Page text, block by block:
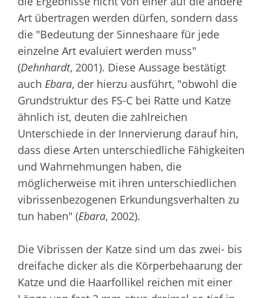
Art übertragen werden dürfen, sondern dass
die "Bedeutung der Sinneshaare für jede
einzelne Art evaluiert werden muss"
(Dehnhardt, 2001). Diese Aussage bestätigt
auch Ebara, der hierzu ausführt, "obwohl die
Grundstruktur des FS-C bei Ratte und Katze
ähnlich ist, deuten die zahlreichen
Unterschiede in der Innervierung darauf hin,
dass diese Arten unterschiedliche Fähigkeiten
und Wahrnehmungen haben, die
möglicherweise mit ihren unterschiedlichen
vibrissenbezogenen Erkundungsverhalten zu
tun haben" (Ebara, 2002).
Die Vibrissen der Katze sind um das zwei- bis
dreifache dicker als die Körperbehaarung der
Katze und die Haarfollikel reichen mit einer